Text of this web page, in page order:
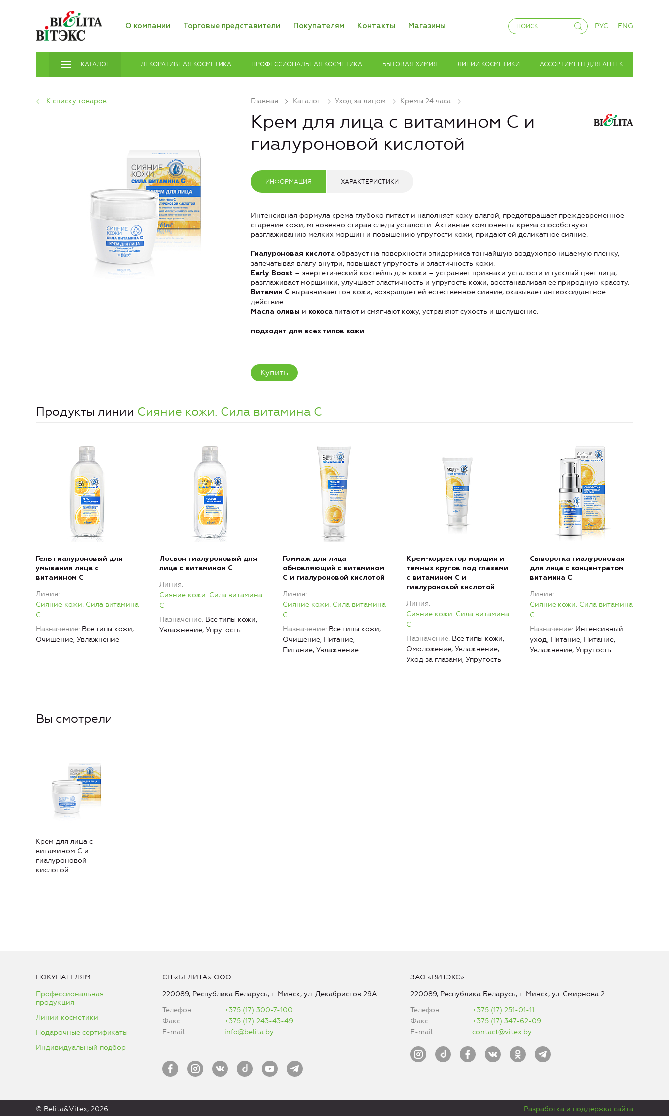
О компании Торговые представители Покупателям Контакты Магазины РУС ENG
КАТАЛОГ ДЕКОРАТИВНАЯ КОСМЕТИКА ПРОФЕССИОНАЛЬНАЯ КОСМЕТИКА БЫТОВАЯ ХИМИЯ ЛИНИИ КОСМЕТИКИ АССОРТИМЕНТ ДЛЯ АПТЕК
Главная Каталог Уход за лицом Кремы 24 часа
К списку товаров
Крем для лица с витамином С и
гиалуроновой кислотой
ИНФОРМАЦИЯ ХАРАКТЕРИСТИКИ
Интенсивная формула крема глубоко питает и наполняет кожу влагой, предотвращает преждевременное
старение кожи, мгновенно стирая следы усталости. Активные компоненты крема способствуют
разглаживанию мелких морщин и повышению упругости кожи, придают ей деликатное сияние.
Гиалуроновая кислота образует на поверхности эпидермиса тончайшую воздухопроницаемую пленку,
запечатывая влагу внутри, повышает упругость и эластичность кожи.
Early Boost – энергетический коктейль для кожи – устраняет признаки усталости и тусклый цвет лица,
разглаживает морщинки, улучшает эластичность и упругость кожи, восстанавливая ее природную красоту.
Витамин С выравнивает тон кожи, возвращает ей естественное сияние, оказывает антиоксидантное
действие.
Масла оливы и кокоса питают и смягчают кожу, устраняют сухость и шелушение.
подходит для всех типов кожи
Купить
Продукты линии Сияние кожи. Сила витамина C
Гель гиалуроновый для
умывания лица с
витамином C
Линия
Сияние кожи. Сила витамина
C
Назначение Все типы кожи,
Очищение, Увлажнение
Лосьон гиалуроновый для
лица с витамином С
Линия
Сияние кожи. Сила витамина
C
Назначение Все типы кожи,
Увлажнение, Упругость
Гоммаж для лица
обновляющий с витамином
С и гиалуроновой кислотой
Линия
Сияние кожи. Сила витамина
C
Назначение Все типы кожи,
Очищение, Питание,
Питание, Увлажнение
Крем-корректор морщин и
темных кругов под глазами
с витамином С и
гиалуроновой кислотой
Линия
Сияние кожи. Сила витамина
C
Назначение Все типы кожи,
Омоложение, Увлажнение,
Уход за глазами, Упругость
Сыворотка гиалуроновая
для лица с концентратом
витамина С
Линия
Сияние кожи. Сила витамина
C
Назначение Интенсивный
уход, Питание, Питание,
Увлажнение, Упругость
Вы смотрели
Крем для лица с
витамином С и
гиалуроновой
кислотой
ПОКУПАТЕЛЯМ
Профессиональная
продукция
Линии косметики
Подарочные сертификаты
Индивидуальный подбор
СП «БЕЛИТА» ООО
220089, Республика Беларусь, г. Минск, ул. Декабристов 29А
Телефон
+375 (17) 300-7-100
Факс
+375 (17) 243-43-49
E-mail
info@belita.by
ЗАО «ВИТЭКС»
220089, Республика Беларусь, г. Минск, ул. Смирнова 2
Телефон
+375 (17) 251-01-11
Факс
+375 (17) 347-62-09
E-mail
contact@vitex.by
© Belita&Vitex, 2026 Разработка и поддержка сайта